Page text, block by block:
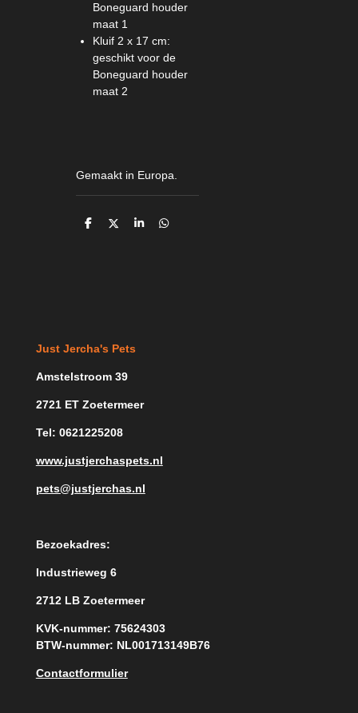
Boneguard houder
maat 1
Kluif 2 x 17 cm:
geschikt voor de
Boneguard houder
maat 2
Gemaakt in Europa.
D
D
S
D
Just Jercha's Pets
Amstelstroom 39
2721 ET Zoetermeer
Tel: 0621225208
www.justjerchaspets.nl
pets@justjerchas.nl
Bezoekadres:
Industrieweg 6
2712 LB Zoetermeer
KVK-nummer: 75624303
BTW-nummer: NL001713149B76
Contactformulier